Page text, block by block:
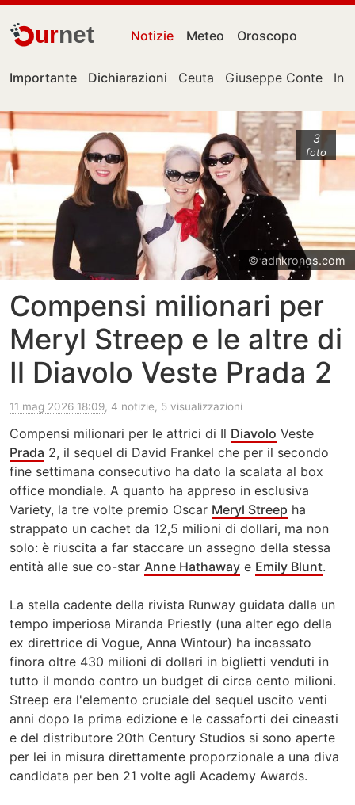
urnet Notizie Meteo Oroscopo
Importante Dichiarazioni Ceuta Giuseppe Conte
3
foto
© adnkronos.com
Compensi milionari per
Meryl Streep e le altre di
Il Diavolo Veste Prada 2
11 mag 2026 18:09, 4 notizie, 5 visualizzazioni
Compensi milionari per le attrici di Il Diavolo Veste
Prada 2, il sequel di David Frankel che per il secondo
fine settimana consecutivo ha dato la scalata al box
office mondiale. A quanto ha appreso in esclusiva
Variety, la tre volte premio Oscar Meryl Streep ha
strappato un cachet da 12,5 milioni di dollari, ma non
solo: è riuscita a far staccare un assegno della stessa
entità alle sue co-star Anne Hathaway e Emily Blunt.
La stella cadente della rivista Runway guidata dalla un
tempo imperiosa Miranda Priestly (una alter ego della
ex direttrice di Vogue, Anna Wintour) ha incassato
finora oltre 430 milioni di dollari in biglietti venduti in
tutto il mondo contro un budget di circa cento milioni.
Streep era l'elemento cruciale del sequel uscito venti
anni dopo la prima edizione e le cassaforti dei cineasti
e del distributore 20th Century Studios si sono aperte
per lei in misura direttamente proporzionale a una diva
candidata per ben 21 volte agli Academy Awards.